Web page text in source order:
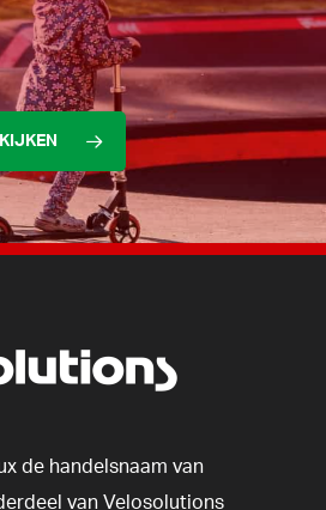
de handelsnaam van
van Velosolutions